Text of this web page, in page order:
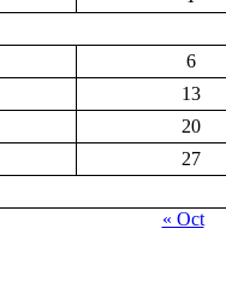
6
13
20
27
« Oct